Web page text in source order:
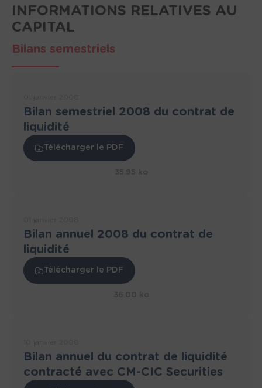
INFORMATIONS RELATIVES AU
CAPITAL
Bilans semestriels
Bilan semestriel 2008 du contrat de
liquidité
Télécharger le PDF
Bilan annuel 2008 du contrat de
liquidité
Télécharger le PDF
Bilan annuel du contrat de liquidité
contracté avec CM-CIC Securities